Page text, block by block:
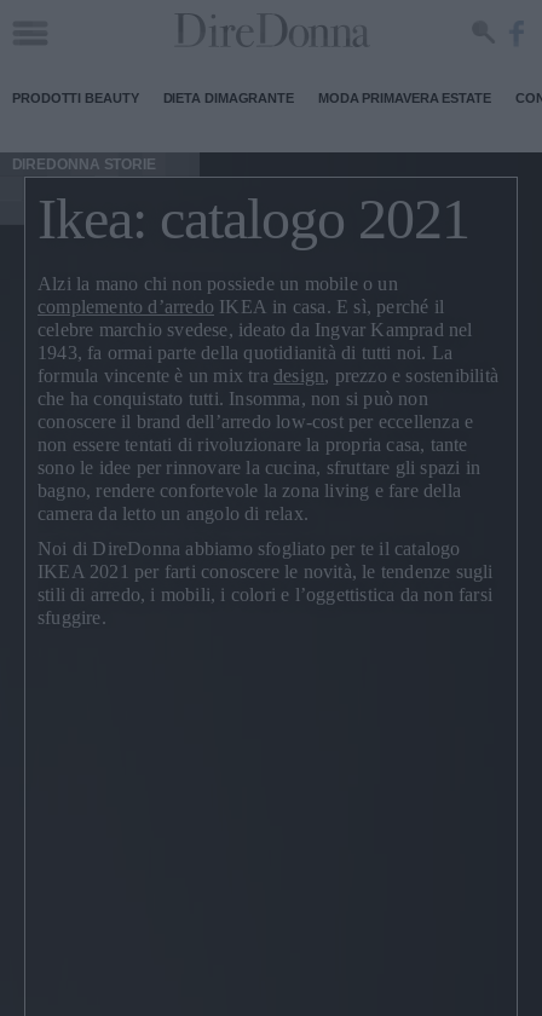
PRODOTTI BEAUTY DIETA DIMAGRANTE MODA PRIMAVERA ESTATE
DIREDONNA STORIE
Ikea: catalogo 2021
Alzi la mano chi non possiede un mobile o un
complemento d’arredo IKEA in casa. E sì, perché il
celebre marchio svedese, ideato da Ingvar Kamprad nel
1943, fa ormai parte della quotidianità di tutti noi. La
formula vincente è un mix tra design, prezzo e sostenibilità
che ha conquistato tutti. Insomma, non si può non
conoscere il brand dell’arredo low-cost per eccellenza e
non essere tentati di rivoluzionare la propria casa, tante
sono le idee per rinnovare la cucina, sfruttare gli spazi in
bagno, rendere confortevole la zona living e fare della
camera da letto un angolo di relax.
Noi di DireDonna abbiamo sfogliato per te il catalogo
IKEA 2021 per farti conoscere le novità, le tendenze sugli
stili di arredo, i mobili, i colori e l’oggettistica da non farsi
sfuggire.